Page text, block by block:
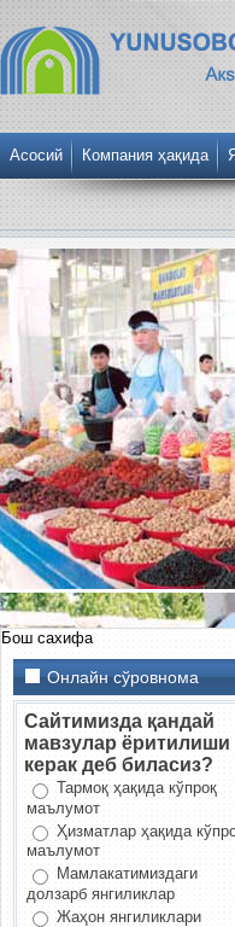
Асосий Компания ҳақида
Бош сахифа
Онлайн сўровнома
Сайтимизда қандай
мавзулар ёритилиши
керак деб биласиз?
Тармоқ ҳақида кўпроқ
маълумот
Ҳизматлар ҳақида
маълумот
Мамлакатимиздаги
долзарб янгиликлар
Жаҳон янгиликлари